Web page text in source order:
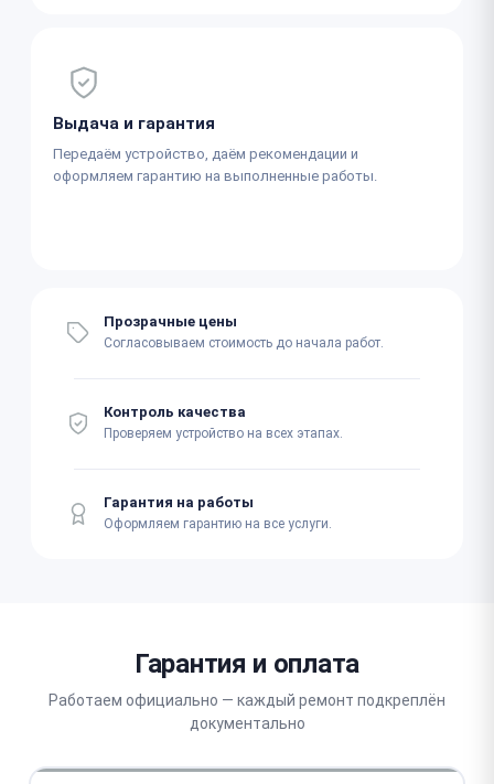
Выдача и гарантия
Передаём устройство, даём рекомендации и
оформляем гарантию на выполненные работы.
Прозрачные цены
Согласовываем стоимость до начала работ.
Контроль качества
Проверяем устройство на всех этапах.
Гарантия на работы
Оформляем гарантию на все услуги.
Гарантия и оплата
Работаем официально — каждый ремонт подкреплён
документально